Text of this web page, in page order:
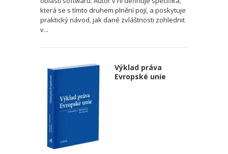
která se s tímto druhem plnění pojí, a poskytuje
praktický návod, jak dané zvláštnosti zohlednit
v...
Výklad práva
Evropské unie